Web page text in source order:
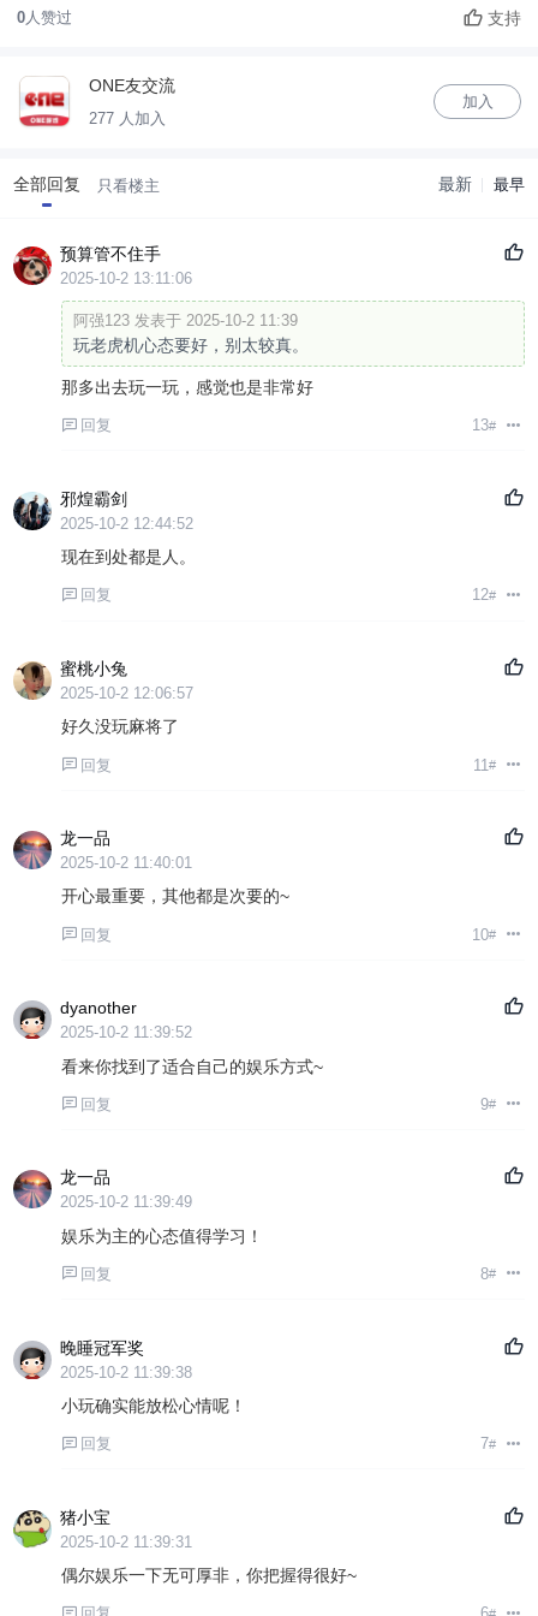
0人赞过 支持
ONE友交流
277 人加入
加入
全部回复 只看楼主 最新 最早
预算管不住手
2025-10-2 13:11:06
阿强123 发表于 2025-10-2 11:39
玩老虎机心态要好，别太较真。
那多出去玩一玩，感觉也是非常好
回复 13#
邪煌霸剑
2025-10-2 12:44:52
现在到处都是人。
回复 12#
蜜桃小兔
2025-10-2 12:06:57
好久没玩麻将了
回复 11#
龙一品
2025-10-2 11:40:01
开心最重要，其他都是次要的~
回复 10#
dyanother
2025-10-2 11:39:52
看来你找到了适合自己的娱乐方式~
回复 9#
龙一品
2025-10-2 11:39:49
娱乐为主的心态值得学习！
回复 8#
晚睡冠军奖
2025-10-2 11:39:38
小玩确实能放松心情呢！
回复 7#
猪小宝
2025-10-2 11:39:31
偶尔娱乐一下无可厚非，你把握得很好~